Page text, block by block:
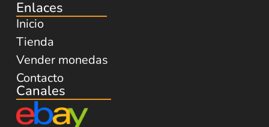
Enlaces
Inicio
Tienda
Vender monedas
Contacto
Canales